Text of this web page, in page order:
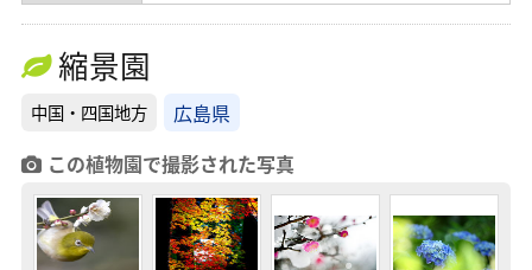
縮景園
中国・四国地方
広島県
この植物園で撮影された写真